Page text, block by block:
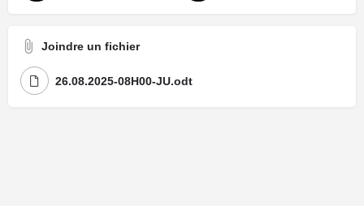
Joindre un fichier
26.08.2025-08H00-JU.odt